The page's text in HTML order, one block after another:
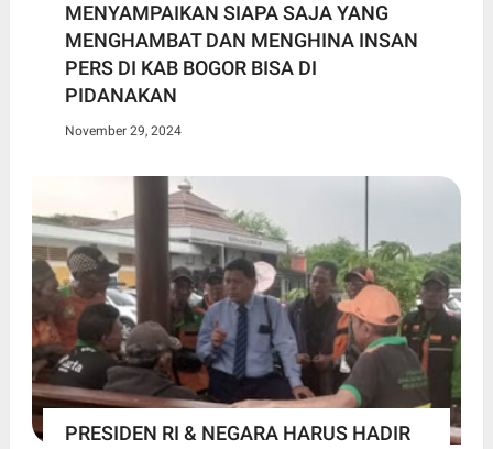
MENYAMPAIKAN SIAPA SAJA YANG
MENGHAMBAT DAN MENGHINA INSAN
PERS DI KAB BOGOR BISA DI
PIDANAKAN
November 29, 2024
PRESIDEN RI & NEGARA HARUS HADIR